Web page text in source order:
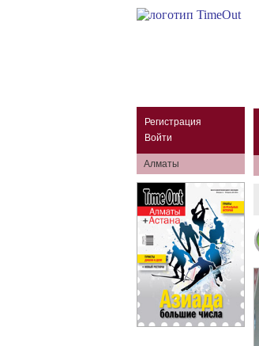
Регистрация
Войти
Алматы